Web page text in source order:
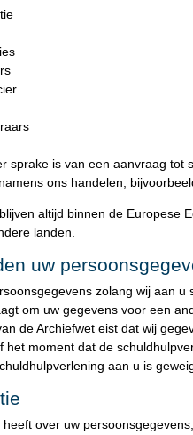
sprake is van een aanvraag tot
ons handelen,
altijd binnen de Europese
landen.
uw
zolang wij aan
om uw gegevens voor een
de Archiefwet eist dat wij
het moment dat de
aan u is
over uw